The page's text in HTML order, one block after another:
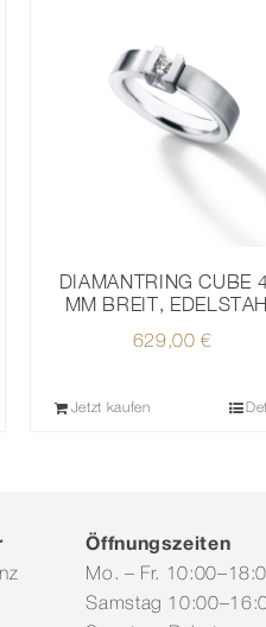
DIAMANTRING CUBE
MM BREIT,
629,00€
Jetzt kaufen
Öffnungszeiten
Mo. – Fr.
Samstag